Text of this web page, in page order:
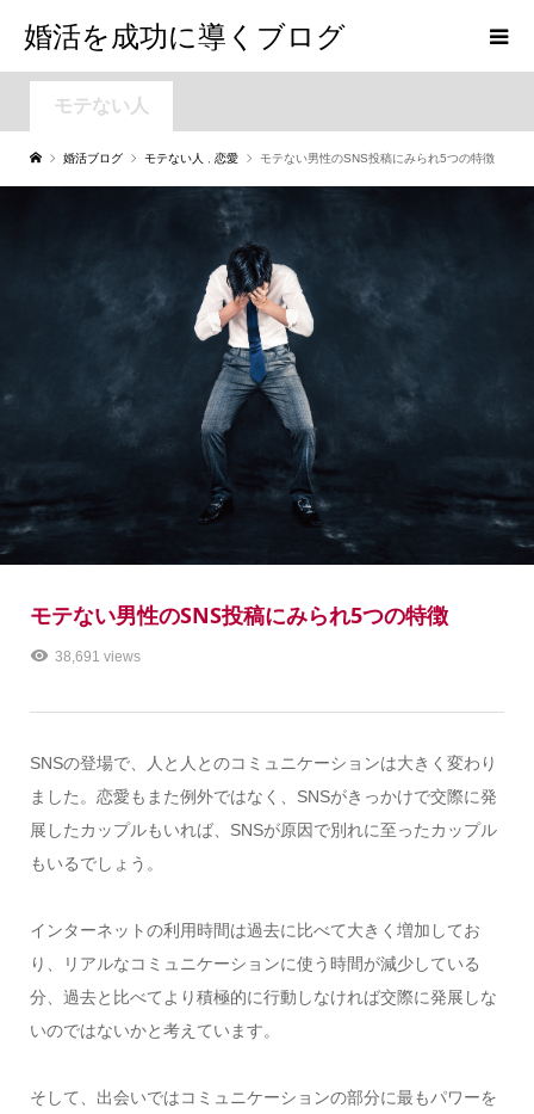
婚活を成功に導くブログ
モテない人
婚活ブログ モテない人 恋愛 モテない男性のSNS投稿にみられ5つの特徴
モテない男性のSNS投稿にみられ5つの特徴
38,691 views
SNSの登場で、人と人とのコミュニケーションは大きく変わり
ました。恋愛もまた例外ではなく、SNSがきっかけで交際に発
展したカップルもいれば、SNSが原因で別れに至ったカップル
もいるでしょう。
インターネットの利用時間は過去に比べて大きく増加してお
り、リアルなコミュニケーションに使う時間が減少している
分、過去と比べてより積極的に行動しなければ交際に発展しな
いのではないかと考えています。
そして、出会いではコミュニケーションの部分に最もパワーを